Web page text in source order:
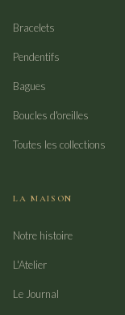
Bracelets
Pendentifs
Bagues
Boucles d'oreilles
Toutes les collections
LA MAISON
Notre histoire
L'Atelier
Le Journal